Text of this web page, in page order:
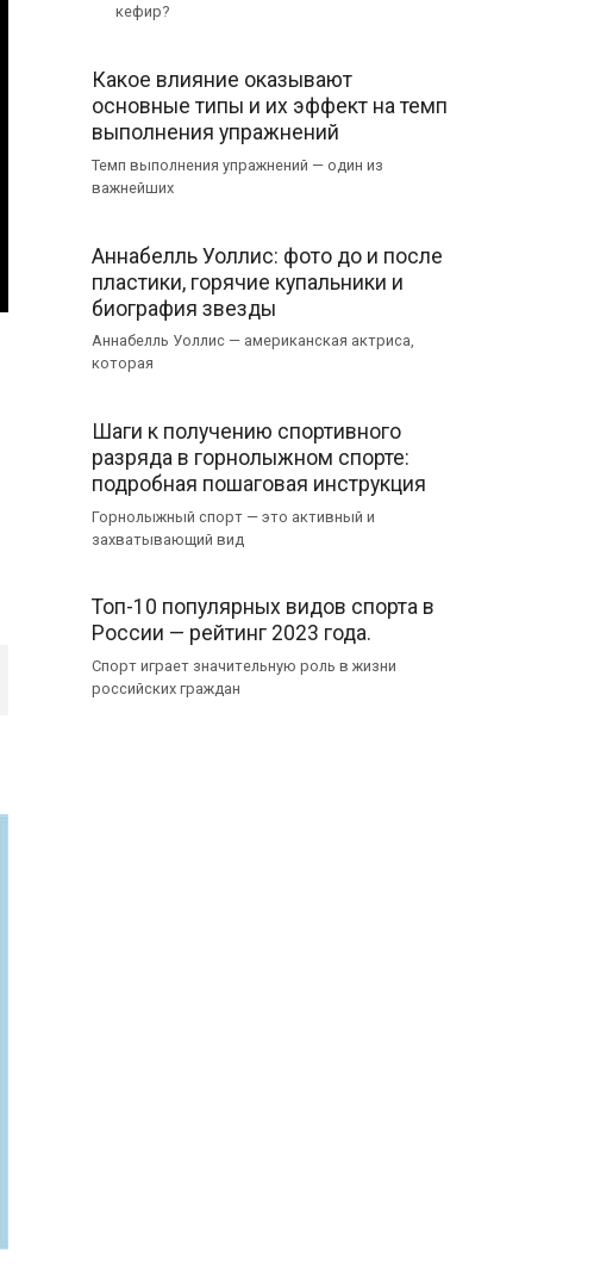
кефир?
Какое влияние оказывают
основные типы и их эффект на темп
выполнения упражнений
Темп выполнения упражнений — один из
важнейших
Аннабелль Уоллис: фото до и после
пластики, горячие купальники и
биография звезды
Аннабелль Уоллис — американская актриса,
которая
Шаги к получению спортивного
разряда в горнолыжном спорте:
подробная пошаговая инструкция
Горнолыжный спорт — это активный и
захватывающий вид
Топ-10 популярных видов спорта в
России — рейтинг 2023 года.
Спорт играет значительную роль в жизни
российских граждан